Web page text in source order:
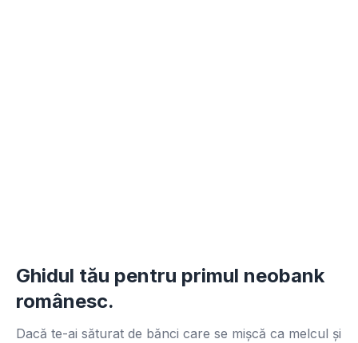
Ghidul tău pentru primul neobank
românesc.
Dacă te-ai săturat de bănci care se mișcă ca melcul și